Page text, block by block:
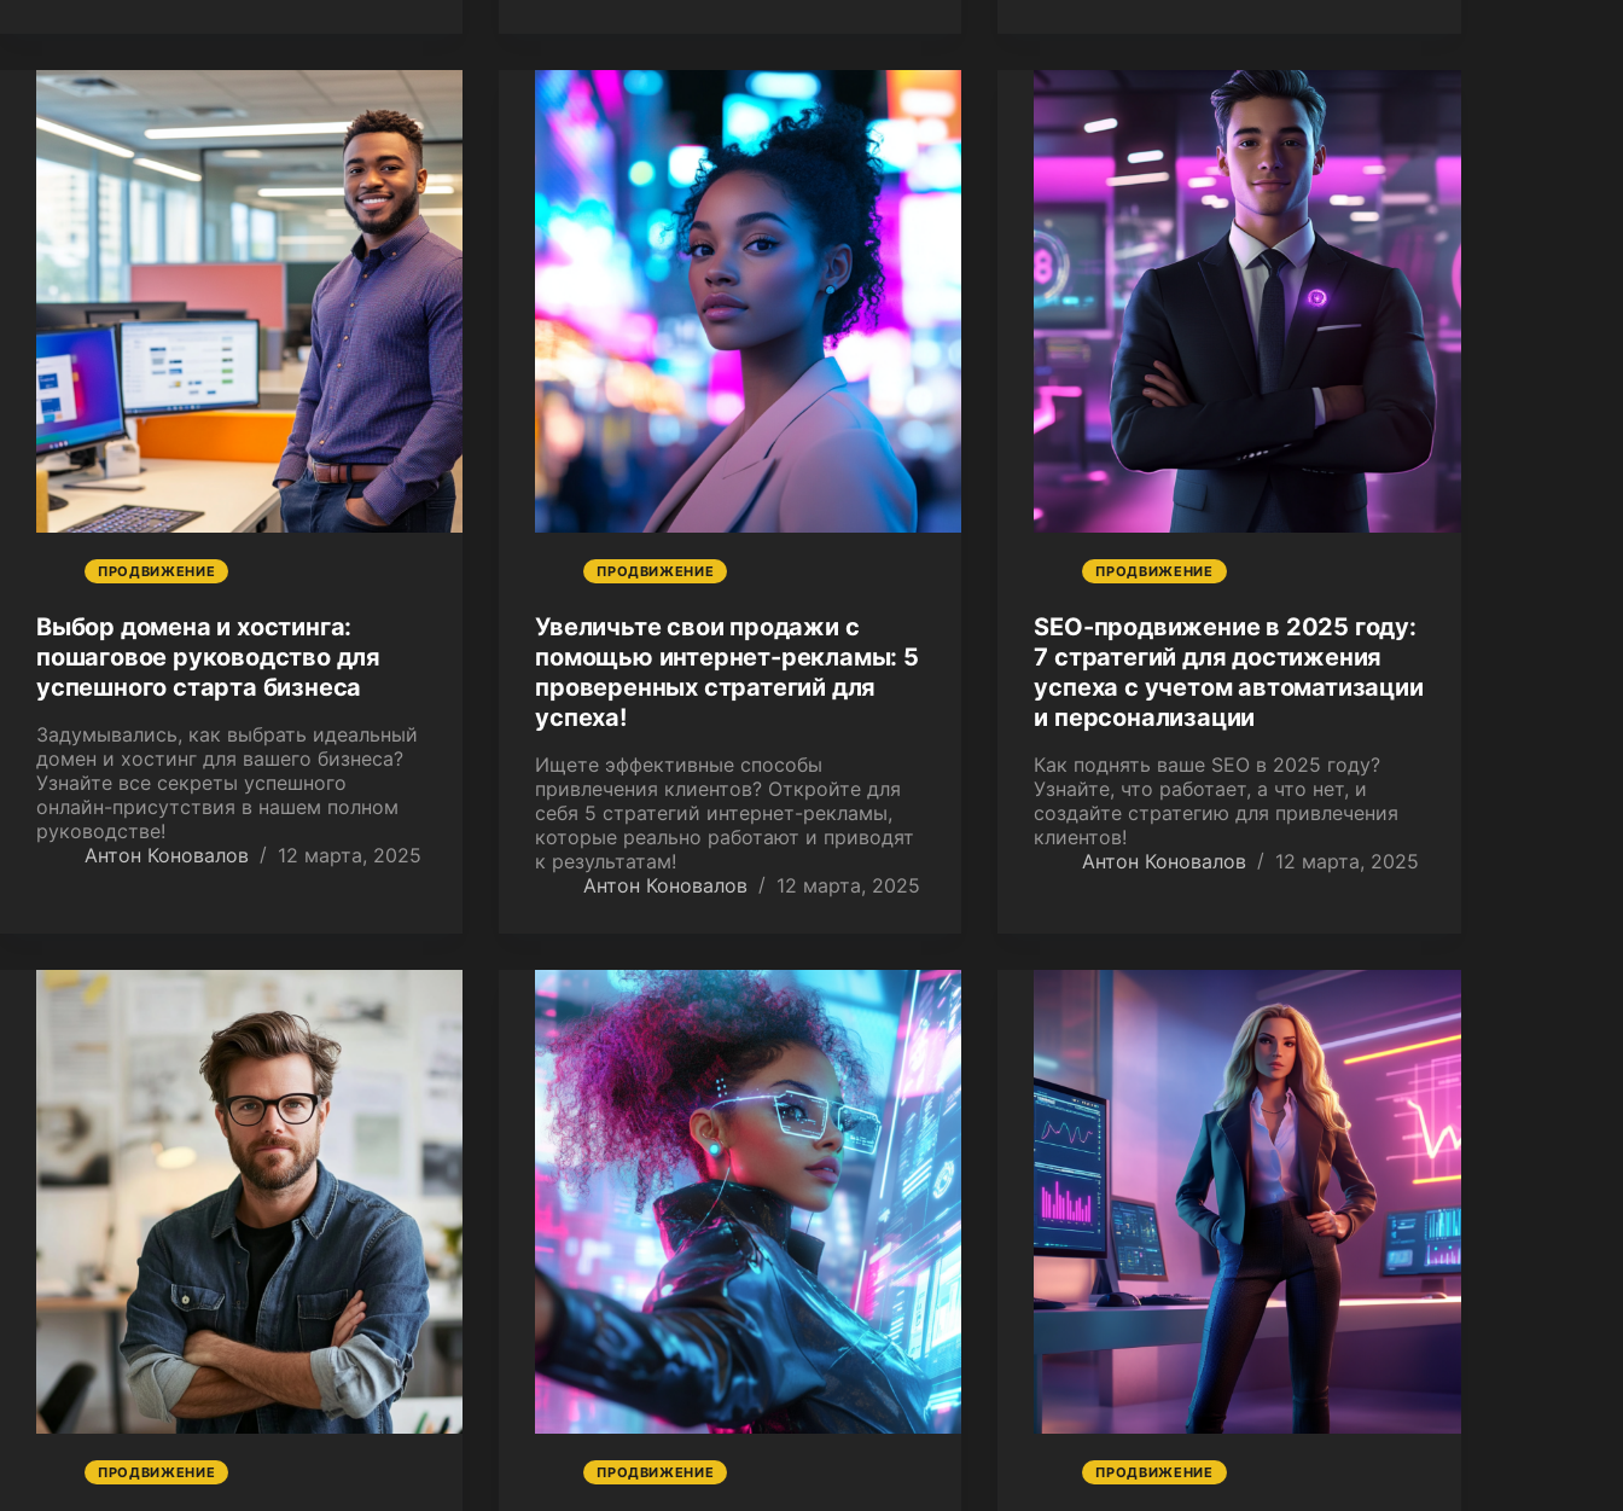
ПРОДВИЖЕНИЕ
Выбор домена и хостинга:
пошаговое руководство для
успешного старта бизнеса
Задумывались, как выбрать идеальный
домен и хостинг для вашего бизнеса?
Узнайте все секреты успешного
онлайн-присутствия в нашем полном
руководстве!
Антон Коновалов
12 марта, 2025
ПРОДВИЖЕНИЕ
Увеличьте свои продажи с
помощью интернет-рекламы: 5
проверенных стратегий для
успеха!
Ищете эффективные способы
привлечения клиентов? Откройте для
себя 5 стратегий интернет-рекламы,
которые реально работают и приводят
к результатам!
Антон Коновалов
12 марта, 2025
ПРОДВИЖЕНИЕ
SEO-продвижение в 2025 году:
7 стратегий для достижения
успеха с учетом автоматизации
и персонализации
Как поднять ваше SEO в 2025 году?
Узнайте, что работает, а что нет, и
создайте стратегию для привлечения
клиентов!
Антон Коновалов
12 марта, 2025
ПРОДВИЖЕНИЕ ПРОДВИЖЕНИЕ ПРОДВИЖЕНИЕ